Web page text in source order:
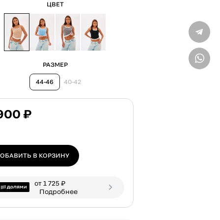
ЦВЕТ
РАЗМЕР
44-46 40-42
₽
В КОРЗИНУ
от 1 725 ₽
Подробнее
ВВЕДИТЕ ТЕЛЕФОН